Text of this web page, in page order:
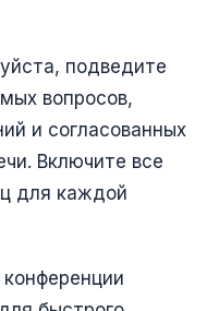
подведите
вопросов,
и согласованных
Включите все
для каждой